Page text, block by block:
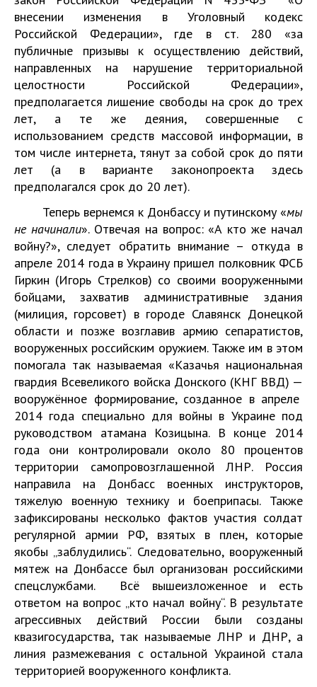
внесении изменения в Уголовный кодекс
Российской Федерации», где в ст. 280 «за
публичные призывы к осуществлению действий,
направленных на нарушение территориальной
целостности Российской Федерации»,
предполагается лишение свободы на срок до трех
лет, а те же деяния, совершенные с
использованием средств массовой информации, в
том числе интернета, тянут за собой срок до пяти
лет (а в варианте законопроекта здесь
предполагался срок до 20 лет).
Теперь вернемся к Донбассу и путинскому «мы
не начинали». Отвечая на вопрос: «А кто же начал
войну?», следует обратить внимание – откуда в
апреле 2014 года в Украину пришел полковник ФСБ
Гиркин (Игорь Стрелков) со своими вооруженными
бойцами, захватив административные здания
(милиция, горсовет) в городе Славянск Донецкой
области и позже возглавив армию сепаратистов,
вооруженных российским оружием. Также им в этом
помогала так называемая «Казачья национальная
гвардия Всевеликого войска Донского (КНГ ВВД) —
вооружённое формирование, созданное в апреле
2014 года специально для войны в Украине под
руководством атамана Козицына. В конце 2014
года они контролировали около 80 процентов
территории самопровозглашенной ЛНР. Россия
направила на Донбасс военных инструкторов,
тяжелую военную технику и боеприпасы. Также
зафиксированы несколько фактов участия солдат
регулярной армии РФ, взятых в плен, которые
якобы „заблудились“. Следовательно, вооруженный
мятеж на Донбассе был организован российскими
спецслужбами. Всё вышеизложенное и есть
ответом на вопрос „кто начал войну“. В результате
агрессивных действий России были созданы
квазигосударства, так называемые ЛНР и ДНР, а
линия размежевания с остальной Украиной стала
территорией вооруженного конфликта.